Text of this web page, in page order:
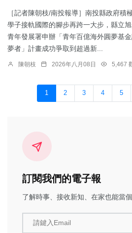
［記者陳朝枝/南投報導］南投縣政府積
學子接軌國際的腳步再跨一大步，縣立
青年發展署申辦「青年百億海外圓夢基
夢者」計畫成功爭取到超過新...
陳朝枝 2026年八月08日 5,467
1 2 3 4 5
訂閱我們的電子報
了解時事、接收新知、在家也能當個
請鍵入Email